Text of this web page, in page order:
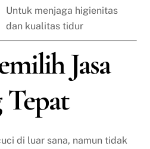
Untuk menjaga higienitas
dan kualitas tidur
Jasa
Tepat
di luar sana, namun tidak